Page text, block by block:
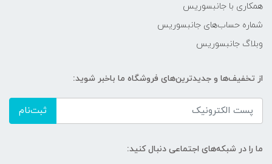
همکاری با جانبسوریس
شماره حساب‌های جانبسوریس
وبلاگ جانبسوریس
از تخفیف‌ها و جدیدترین‌های فروشگاه ما باخبر شوید:
ثبت‌نام
ما را در شبکه‌های اجتماعی دنبال کنید: